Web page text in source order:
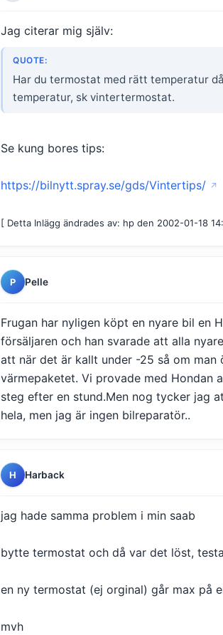
Jag citerar mig själv:
QUOTE:
Har du termostat med rätt temperatur
temperatur, sk vintertermostat.
Se kung bores tips:
https://bilnytt.spray.se/gds/Vintertips/
[ Detta Inlägg ändrades av: hp den 2002-01-18
P Pelle
Frugan har nyligen köpt en nyare bil en
försäljaren och han svarade att alla
att när det är kallt under -25 så om man
värmepaketet. Vi provade med Hondan
steg efter en stund.Men nog tycker jag
hela, men jag är ingen bilreparatör..
H Harback
jag hade samma problem i min saab
bytte termostat och då var det löst,
en ny termostat (ej orginal) går max på
mvh